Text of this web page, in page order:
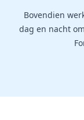
Bovendien
dag en nacht